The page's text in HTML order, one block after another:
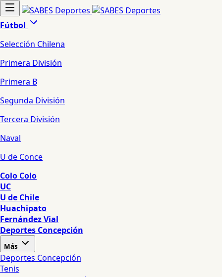
Fútbol
Selección Chilena
Primera División
Primera B
Segunda División
Tercera División
Naval
U de Conce
Colo Colo
UC
U de Chile
Huachipato
Fernández Vial
Deportes Concepción
Más
Deportes Concepción
Tenis